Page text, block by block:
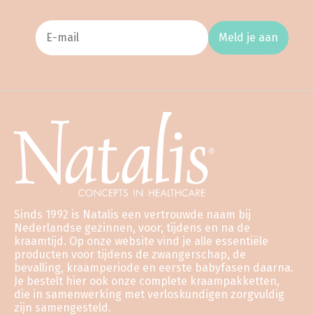
Meld je aan
Sinds 1992 is Natalis een vertrouwde naam bij
Nederlandse gezinnen, voor, tijdens en na de
kraamtijd. Op onze website vind je alle essentiële
producten voor tijdens de zwangerschap, de
bevalling, kraamperiode en eerste babyfasen daarna.
Je bestelt hier ook onze complete kraampakketten,
die in samenwerking met verloskundigen zorgvuldig
zijn samengesteld.